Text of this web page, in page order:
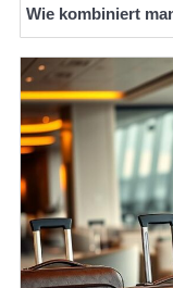
Wie kombiniert